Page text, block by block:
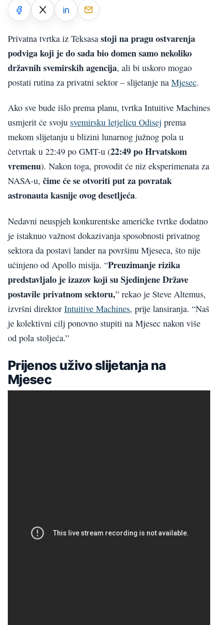
Privatna tvrtka iz Teksasa stoji na pragu ostvarenja
podviga koji je do sada bio domen samo nekoliko
državnih svemirskih agencija, ali bi uskoro mogao
postati rutina za privatni sektor – slijetanje na Mjesec.
Ako sve bude išlo prema planu, tvrtka Intuitive Machines
usmjerit će svoju svemirsku letjelicu Odisej prema
mekom slijetanju u blizini lunarnog južnog pola u
četvrtak u 22:49 po GMT-u (22:49 po Hrvatskom
vremenu). Nakon toga, provodit će niz eksperimenata za
NASA-u, čime će se otvoriti put za povratak
astronauta kasnije ovog desetljeća.
Nedavni neuspjeh konkurentske američke tvrtke dodatno
je istaknuo važnost dokazivanja sposobnosti privatnog
sektora da postavi lander na površinu Mjeseca, što nije
učinjeno od Apollo misija. “Preuzimanje rizika
predstavljalo je izazov koji su Sjedinjene Države
postavile privatnom sektoru,” rekao je Steve Altemus,
izvršni direktor Intuitive Machines, prije lansiranja. “Naš
je kolektivni cilj ponovno stupiti na Mjesec nakon više
od pola stoljeća.”
Prijenos uživo slijetanja na
Mjesec